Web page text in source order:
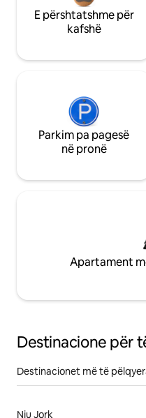
E përshtatshme për
kafshë
Parkim pa pagesë
në pronë
Apartament
Destinacione për
Destinacionet më të
Nju Jork